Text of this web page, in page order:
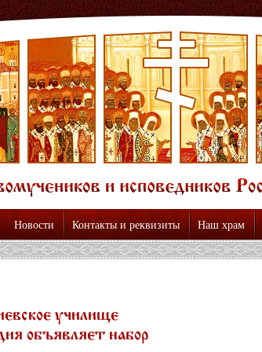
Новости Контакты и реквизиты Наш храм
училище
объявляет набор